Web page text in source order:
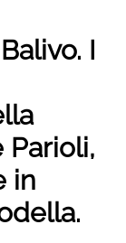
I
Parioli,
in